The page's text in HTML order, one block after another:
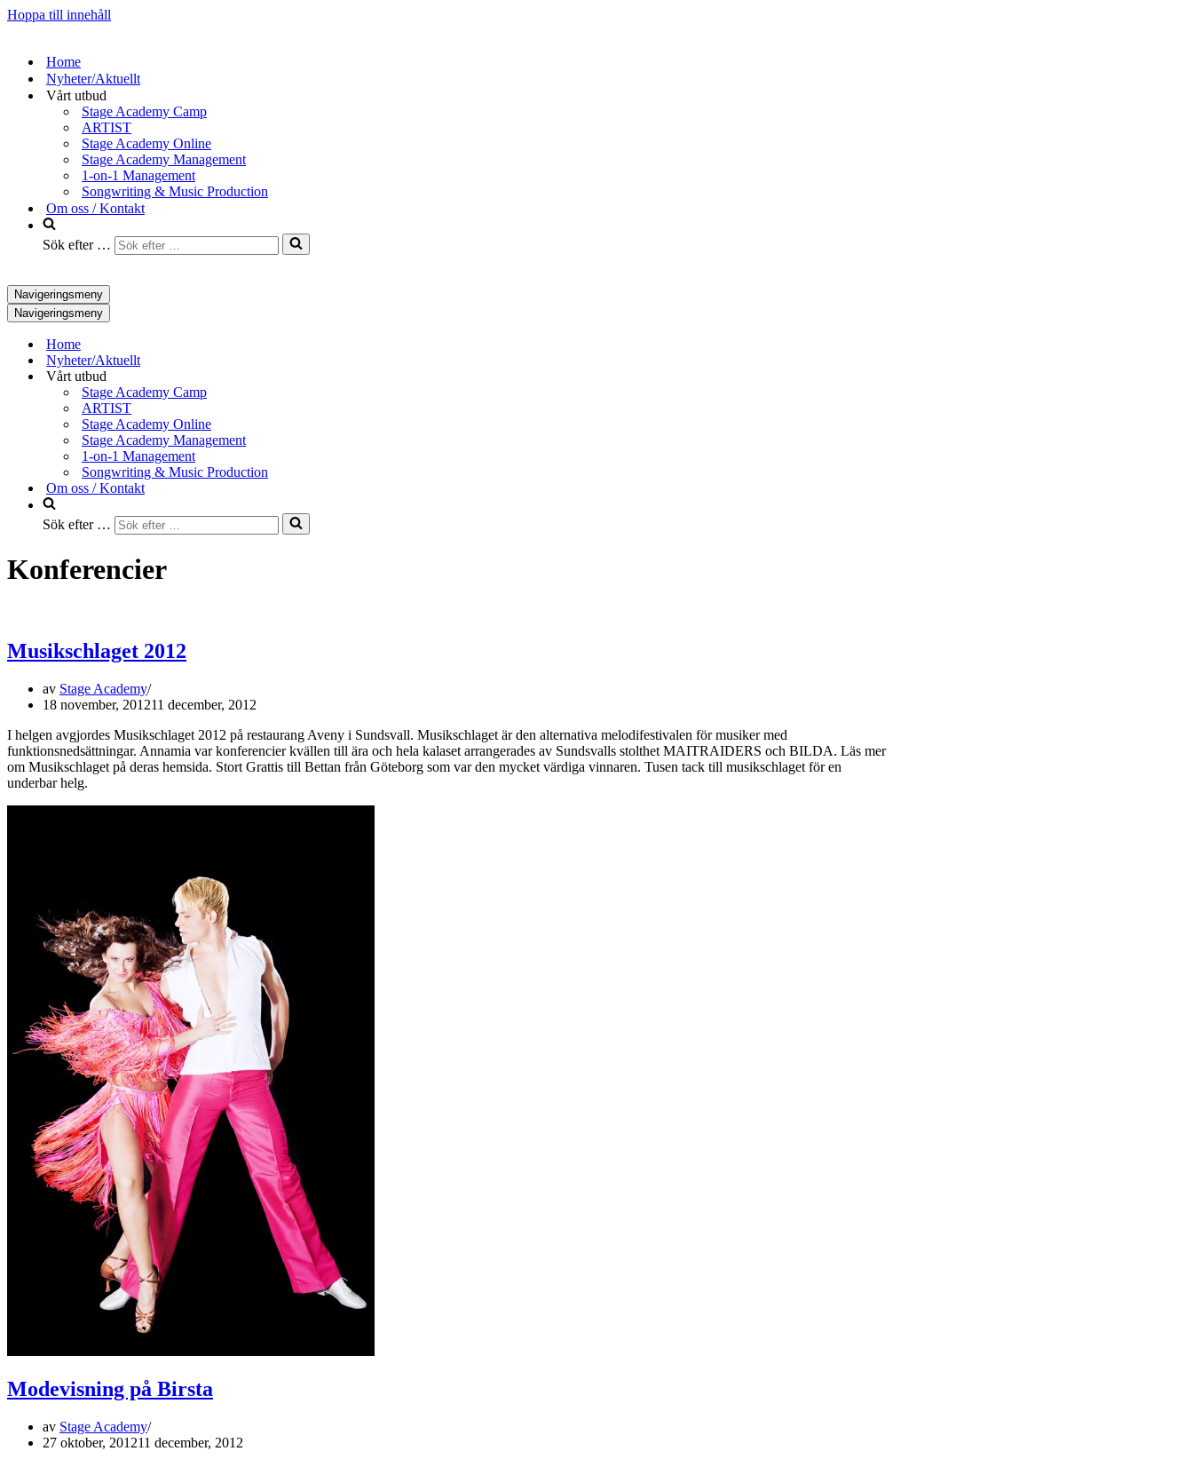
Hoppa till innehåll
Home
Nyheter/Aktuellt
Vårt utbud
Stage Academy Camp
ARTIST
Stage Academy Online
Stage Academy Management
1-on-1 Management
Songwriting & Music Production
Om oss / Kontakt
Sök efter …
Navigeringsmeny
Navigeringsmeny
Home
Nyheter/Aktuellt
Vårt utbud
Stage Academy Camp
ARTIST
Stage Academy Online
Stage Academy Management
1-on-1 Management
Songwriting & Music Production
Om oss / Kontakt
Sök efter …
Konferencier
Musikschlaget 2012
av Stage Academy
18 november, 201211 december, 2012
I helgen avgjordes Musikschlaget 2012 på restaurang Aveny i Sundsvall. Musikschlaget är den alternativa melodifestivalen för musiker med
funktionsnedsättningar. Annamia var konferencier kvällen till ära och hela kalaset arrangerades av Sundsvalls stolthet MAITRAIDERS och BILDA. Läs mer
om Musikschlaget på deras hemsida. Stort Grattis till Bettan från Göteborg som var den mycket värdiga vinnaren. Tusen tack till musikschlaget för en
underbar helg.
Modevisning på Birsta
av Stage Academy
27 oktober, 201211 december, 2012